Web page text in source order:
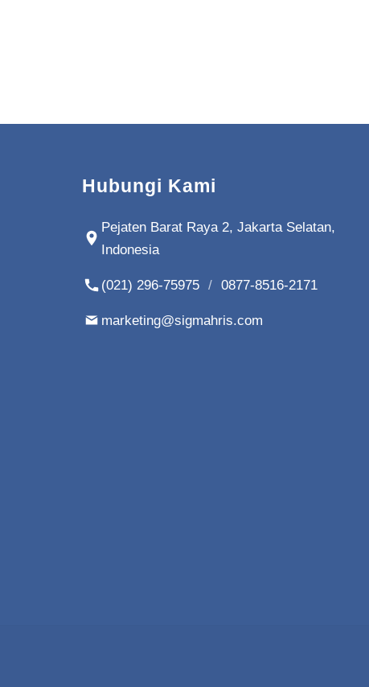
Hubungi Kami
Pejaten Barat Raya 2, Jakarta Selatan,
Indonesia
(021) 296-75975 / 0877-8516-2171
marketing@sigmahris.com